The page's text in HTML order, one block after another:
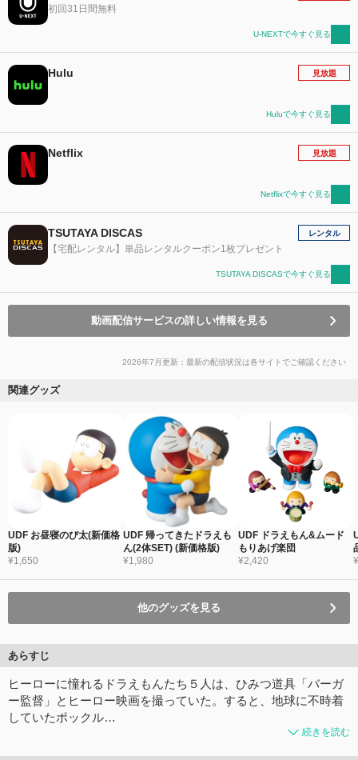
初回31日間無料
U-NEXTで今すぐ見る
Hulu 見放題
Huluで今すぐ見る
Netflix 見放題
Netflixで今すぐ見る
TSUTAYA DISCAS
【宅配レンタル】単品レンタルクーポン1枚プレゼント
レンタル
TSUTAYA DISCASで今すぐ見る
動画配信サービスの詳しい情報を見る
2026年7月更新：最新の配信状況は各サイトでご確認ください
関連グッズ
UDF お昼寝のび太(新価格
版)
¥1,650
UDF 帰ってきたドラえも
ん(2体SET) (新価格版)
¥1,980
UDF ドラえもん&ムード
もりあげ楽団
¥2,420
他のグッズを見る
あらすじ
ヒーローに憧れるドラえもんたち５人は、ひみつ道具「バーガ
ー監督」とヒーロー映画を撮っていた。すると、地球に不時着
していたポックル…
続きを読む